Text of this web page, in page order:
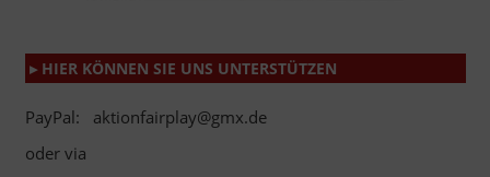
▸ HIER KÖNNEN SIE UNS UNTERSTÜTZEN
PayPal: aktionfairplay@gmx.de
oder via